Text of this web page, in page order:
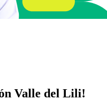
Valle del Lili!